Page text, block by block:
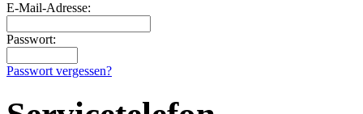
E-Mail-Adresse:
Passwort:
Passwort vergessen?